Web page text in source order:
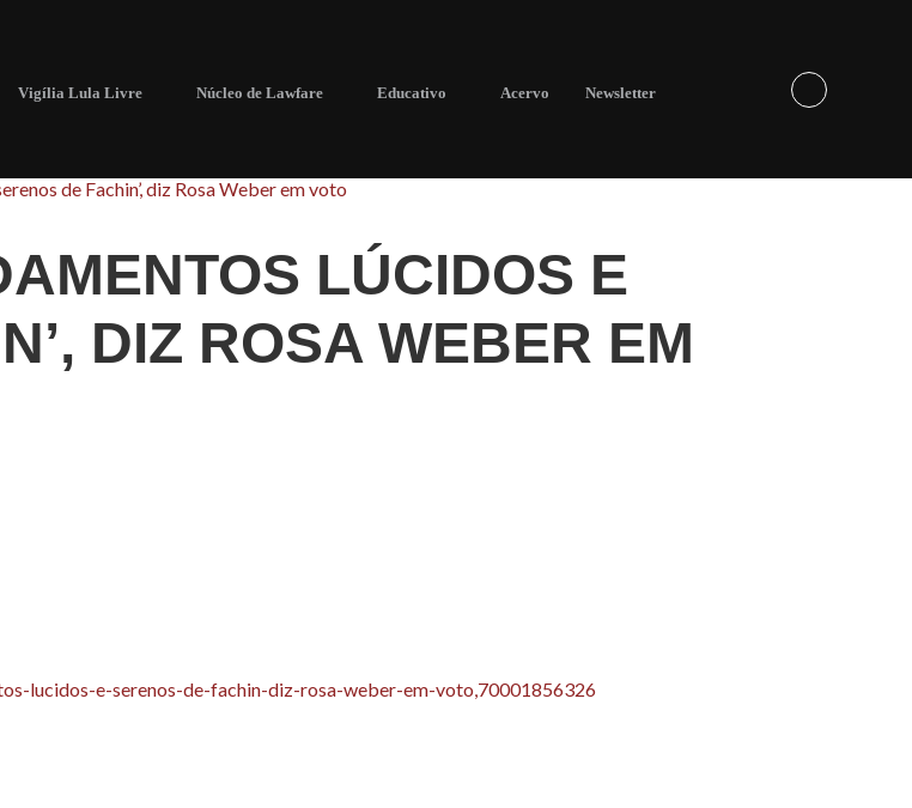
Vigília Lula Livre Núcleo de Lawfare Educativo Acervo Newsletter
de Fachin’, diz Rosa Weber em voto
LÚCIDOS E
DIZ ROSA WEBER EM
lucidos-e-serenos-de-fachin-diz-rosa-weber-em-voto,70001856326